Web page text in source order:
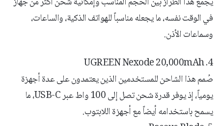
في الوقت نفسه، ما يجعله مناسباً للهواتف الذكية، والساعات،
وسماعات الأذن.
4. UGREEN Nexode 20,000mAh
صُمم هذا الشاحن للمستخدمين الذين يعتمدون على عدة أجهزة
يومياً، إذ يوفر قدرة شحن تصل إلى 100 واط عبر USB-C، ما
يسمح باستخدامه أيضاً مع أجهزة اللابتوب.